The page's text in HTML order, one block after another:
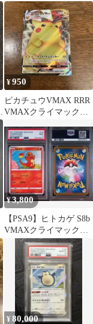
マックス 242/184
¥950
ピカチュウVMAX RRR
VMAXクライマックス
¥3,800
【PSA9】ヒトカゲ S8b
VMAXクライマックス
015/184
¥80,000